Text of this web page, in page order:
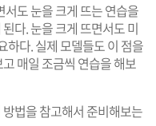
도 눈을 크게 뜨는 연습을
다. 눈을 크게 뜨면서도 미
하다. 실제 모델들도 이 점을
매일 조금씩 연습을 해보
법을 참고해서 준비해보는